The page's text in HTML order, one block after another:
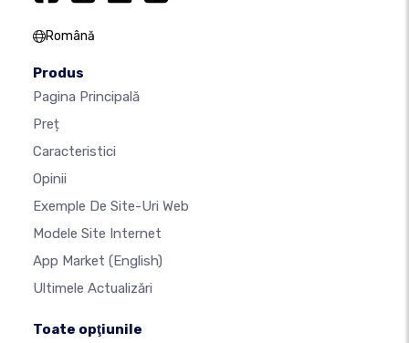
Română
Produs
Pagina Principală
Preț
Caracteristici
Opinii
Exemple De Site-Uri Web
Modele Site Internet
App Market (English)
Ultimele Actualizări
Toate opţiunile